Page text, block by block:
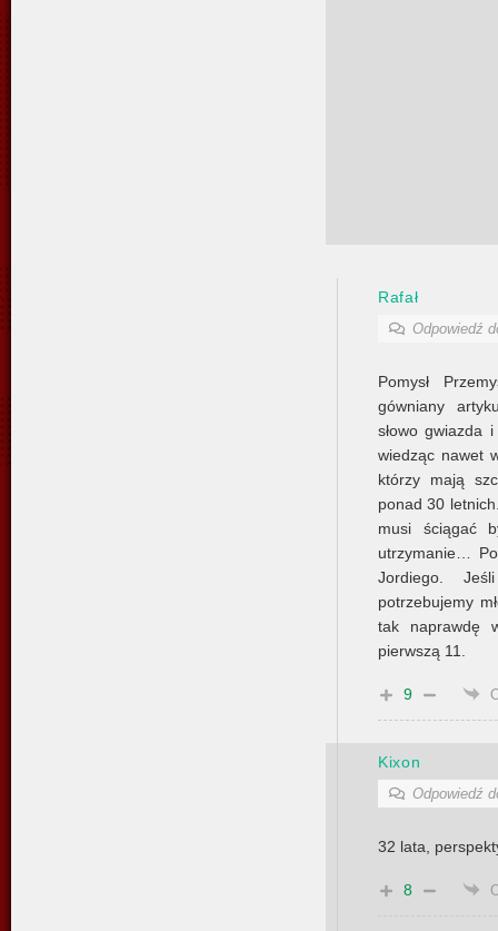
Rafał
Odpowiedź
Pomysł
gówniany
słowo gwiazda
wiedząc nawet
którzy mają
ponad 30
musi ściągać
utrzymanie…
Jordiego.
potrzebujemy
tak naprawdę
pierwszą 11.
9
Kixon
Odpowiedź
32 lata,
8